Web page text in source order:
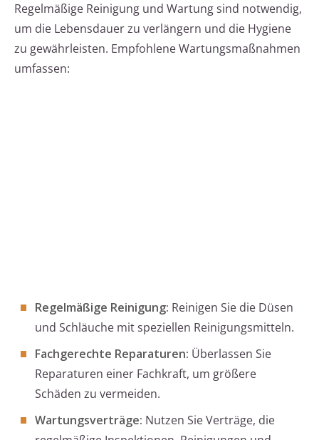
Regelmäßige Reinigung und Wartung sind notwendig,
um die Lebensdauer zu verlängern und die Hygiene
zu gewährleisten. Empfohlene Wartungsmaßnahmen
umfassen:
Regelmäßige Reinigung: Reinigen Sie die Düsen
und Schläuche mit speziellen Reinigungsmitteln.
Fachgerechte Reparaturen: Überlassen Sie
Reparaturen einer Fachkraft, um größere
Schäden zu vermeiden.
Wartungsverträge: Nutzen Sie Verträge, die